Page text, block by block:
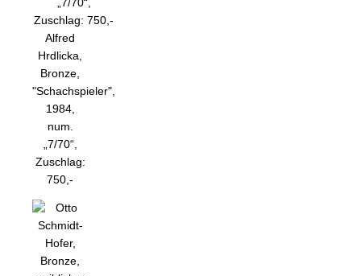
Alfred
Hrdlicka,
Bronze,
"Schachspieler",
1984,
num.
„7/70“,
Zuschlag:
750,-